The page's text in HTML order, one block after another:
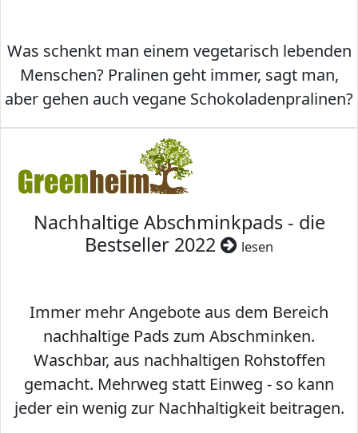
Was schenkt man einem vegetarisch lebenden
Menschen? Pralinen geht immer, sagt man,
aber gehen auch vegane Schokoladenpralinen?
Nachhaltige Abschminkpads - die
Bestseller 2022
lesen
Immer mehr Angebote aus dem Bereich
nachhaltige Pads zum Abschminken.
Waschbar, aus nachhaltigen Rohstoffen
gemacht. Mehrweg statt Einweg - so kann
jeder ein wenig zur Nachhaltigkeit beitragen.